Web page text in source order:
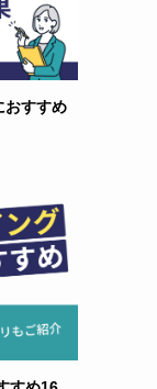
おすすめ